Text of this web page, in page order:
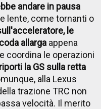
andare in pausa
lente, come tornanti o
le
allarga appena
coordina le operazioni
la GS sulla retta
alla Lexus
trazione TRC non
velocità. Il merito